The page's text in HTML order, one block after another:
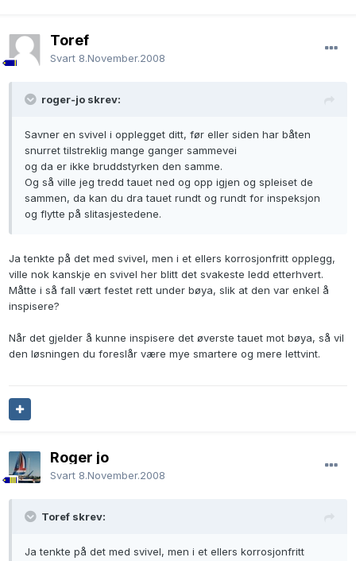
Toref
Svart 8.November.2008
roger-jo skrev:
Savner en svivel i opplegget ditt, før eller siden har båten
snurret tilstreklig mange ganger sammevei
og da er ikke bruddstyrken den samme.
Og så ville jeg tredd tauet ned og opp igjen og spleiset de
sammen, da kan du dra tauet rundt og rundt for inspeksjon
og flytte på slitasjestedene.
Ja tenkte på det med svivel, men i et ellers korrosjonfritt opplegg,
ville nok kanskje en svivel her blitt det svakeste ledd etterhvert.
Måtte i så fall vært festet rett under bøya, slik at den var enkel å
inspisere?
Når det gjelder å kunne inspisere det øverste tauet mot bøya, så vil
den løsningen du foreslår være mye smartere og mere lettvint.
Roger jo
Svart 8.November.2008
Toref skrev:
Ja tenkte på det med svivel, men i et ellers korrosjonfritt